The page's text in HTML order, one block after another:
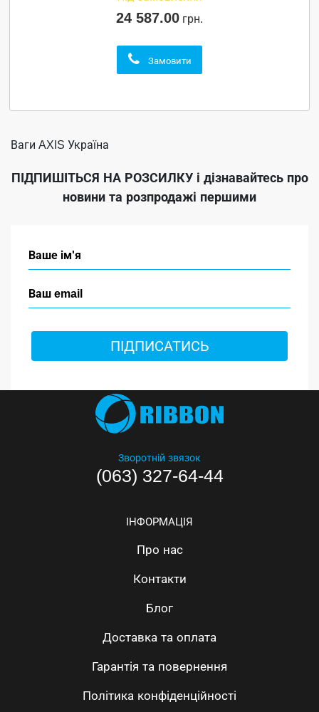
24 587.00 грн.
Замовити
Ваги AXIS Україна
ПІДПИШІТЬСЯ НА РОЗСИЛКУі дізнавайтесь про
новини та розпродажі першими
ПІДПИСАТИСЬ
Зворотній звязок
(063) 327-64-44
ІНФОРМАЦІЯ
Про нас
Контакти
Блог
Доставка та оплата
Гарантія та повернення
Політика конфіденційності